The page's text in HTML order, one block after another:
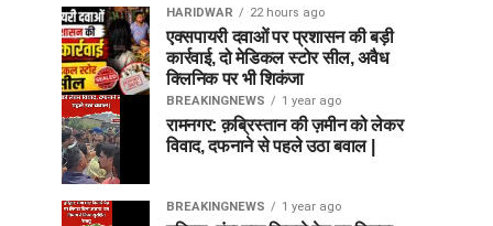
HARIDWAR 22 hours ago
एक्सपायरी दवाओं पर प्रशासन की बड़ी
कार्रवाई, दो मेडिकल स्टोर सील, अवैध
क्लिनिक पर भी शिकंजा
BREAKINGNEWS 1 year ago
रामनगर: क़ब्रिस्तान की ज़मीन को लेकर
विवाद, दफनाने से पहले उठा बवाल |
BREAKINGNEWS 1 year ago